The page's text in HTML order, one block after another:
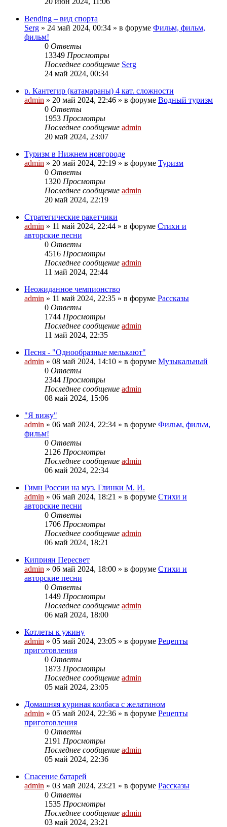
Bending – вид спорта
Serg » 24 май 2024, 00:34 » в форуме Фильм, фильм,
фильм!
0 Ответы
13349 Просмотры
Последнее сообщение Serg
24 май 2024, 00:34
р. Кантегир (катамараны) 4 кат. сложности
admin » 20 май 2024, 22:46 » в форуме Водный туризм
0 Ответы
1953 Просмотры
Последнее сообщение admin
20 май 2024, 23:07
Туризм в Нижнем новгороде
admin » 20 май 2024, 22:19 » в форуме Туризм
0 Ответы
1320 Просмотры
Последнее сообщение admin
20 май 2024, 22:19
Стратегические ракетчики
admin » 11 май 2024, 22:44 » в форуме Стихи и
авторские песни
0 Ответы
4516 Просмотры
Последнее сообщение admin
11 май 2024, 22:44
Неожиданное чемпионство
admin » 11 май 2024, 22:35 » в форуме Рассказы
0 Ответы
1744 Просмотры
Последнее сообщение admin
11 май 2024, 22:35
Песня - "Однообразные мелькают"
admin » 08 май 2024, 14:10 » в форуме Музыкальный
0 Ответы
2344 Просмотры
Последнее сообщение admin
08 май 2024, 15:06
"Я вижу"
admin » 06 май 2024, 22:34 » в форуме Фильм, фильм,
фильм!
0 Ответы
2126 Просмотры
Последнее сообщение admin
06 май 2024, 22:34
Гимн России на муз. Глинки М. И.
admin » 06 май 2024, 18:21 » в форуме Стихи и
авторские песни
0 Ответы
1706 Просмотры
Последнее сообщение admin
06 май 2024, 18:21
Киприян Пересвет
admin » 06 май 2024, 18:00 » в форуме Стихи и
авторские песни
0 Ответы
1449 Просмотры
Последнее сообщение admin
06 май 2024, 18:00
Котлеты к ужину
admin » 05 май 2024, 23:05 » в форуме Рецепты
приготовления
0 Ответы
1873 Просмотры
Последнее сообщение admin
05 май 2024, 23:05
Домашняя куриная колбаса с желатином
admin » 05 май 2024, 22:36 » в форуме Рецепты
приготовления
0 Ответы
2191 Просмотры
Последнее сообщение admin
05 май 2024, 22:36
Спасение батарей
admin » 03 май 2024, 23:21 » в форуме Рассказы
0 Ответы
1535 Просмотры
Последнее сообщение admin
03 май 2024, 23:21